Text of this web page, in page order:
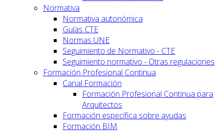
Normativa
Normativa autonómica
Guías CTE
Normas UNE
Seguimiento de Normativo - CTE
Seguimiento normativo - Otras regulaciones
Formación Profesional Continua
Canal Formación
Formación Profesional Continua para
Arquitectos
Formación específica sobre ayudas
Formación BIM